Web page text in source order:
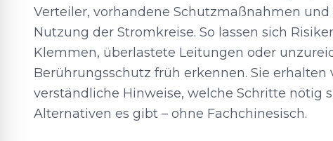
Verteiler, vorhandene Schutzmaßnahmen
Nutzung der Stromkreise. So lassen sich
Klemmen, überlastete Leitungen oder
Berührungsschutz früh erkennen. Sie erhalten
verständliche Hinweise, welche Schritte nötig
Alternativen es gibt – ohne Fachchinesisch.